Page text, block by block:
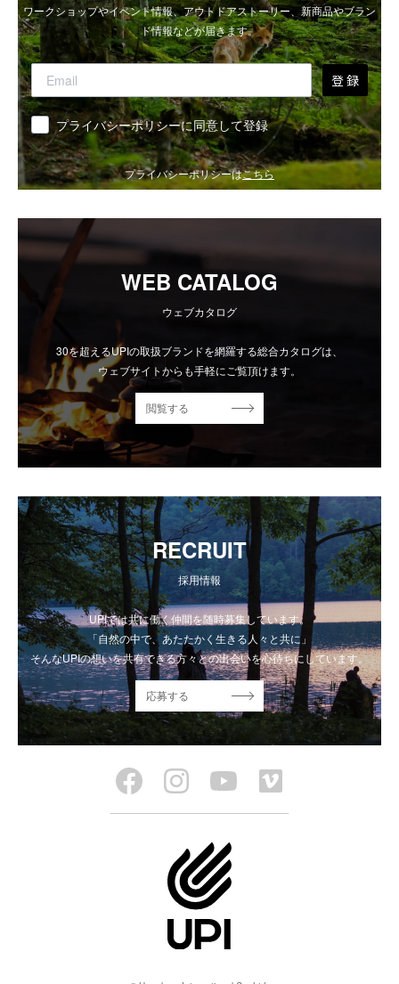
ワークショップやイベント情報、アウトドアストーリー、新商品やブラン
ド情報などが届きます。
登 録
同意 プライバシーポリシーに同意して登録
プライバシーポリシーはこちら
WEB CATALOG
ウェブカタログ
30を超えるUPIの取扱ブランドを網羅する総合カタログは、
ウェブサイトからも手軽にご覧頂けます。
閲覧する
RECRUIT
採用情報
UPIでは共に働く仲間を随時募集しています。
「自然の中で、あたたかく生きる人々と共に」
そんなUPIの想いを共有できる方々との出会いを心待ちにしています。
応募する